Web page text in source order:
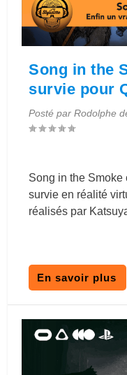
Song in the
survie pour
Posté parRodolphe
Song in the Smoke
survie en réalité
réalisés par
En savoir plus